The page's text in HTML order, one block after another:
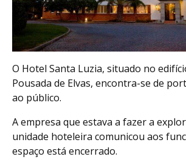
O Hotel Santa Luzia, situado no
Pousada de Elvas, encontra-se de
ao público.
A empresa que estava a fazer a
unidade hoteleira comunicou aos
espaço está encerrado.